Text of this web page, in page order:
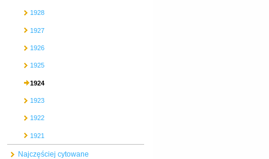
1928
1927
1926
1925
1924
1923
1922
1921
Najczęściej cytowane